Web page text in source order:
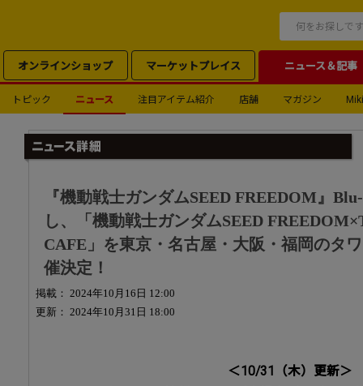
オンラインショップ マーケットプレイス ニュース＆記事
トピック ニュース 注目アイテム紹介 店舗 マガジン
『機動戦士ガンダムSEED FREEDOM』
し、「機動戦士ガンダムSEED
CAFE」を東京・名古屋・大阪・福岡のタ
催決定！
掲載： 2024年10月16日 12:00
更新： 2024年10月31日 18:00
＜10/31（木）更新＞